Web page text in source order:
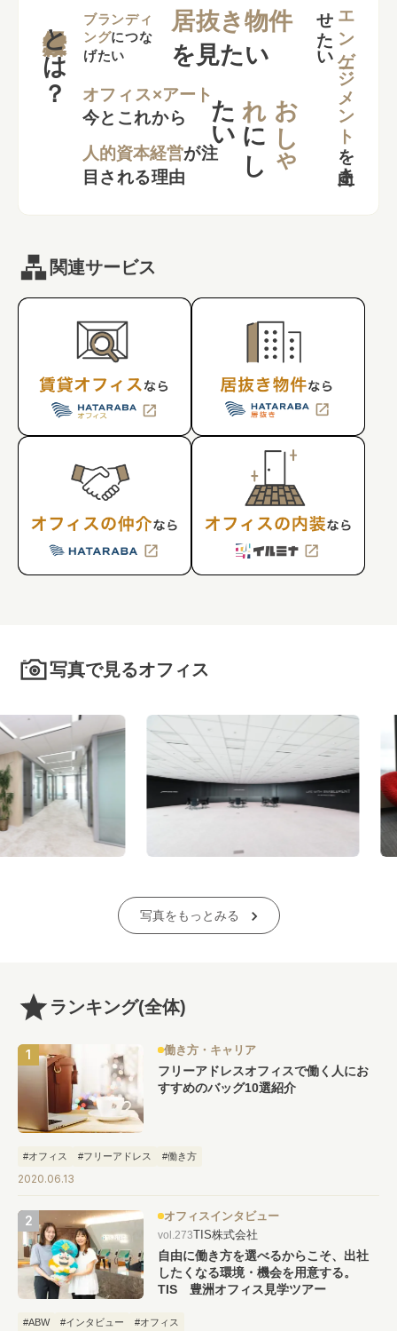
とは？
ブランディ
ングにつな
げたい
居抜き物件
を見たい
オフィス×アート
今とこれから
人的資本経営が注
目される理由
お
し
ゃ
れ
に
し
た
い エンゲージメント
を
向上さ
せ
た
い
関連サービス
写真で見るオフィス
写真をもっとみる
ランキング(全体)
働き方・キャリア
フリーアドレスオフィスで働く人にお
すすめのバッグ10選紹介
#オフィス #フリーアドレス #働き方
2020.06.13
オフィスインタビュー
vol.273TIS株式会社
自由に働き方を選べるからこそ、出社
したくなる環境・機会を用意する。
TIS 豊洲オフィス見学ツアー
#ABW #インタビュー #オフィス